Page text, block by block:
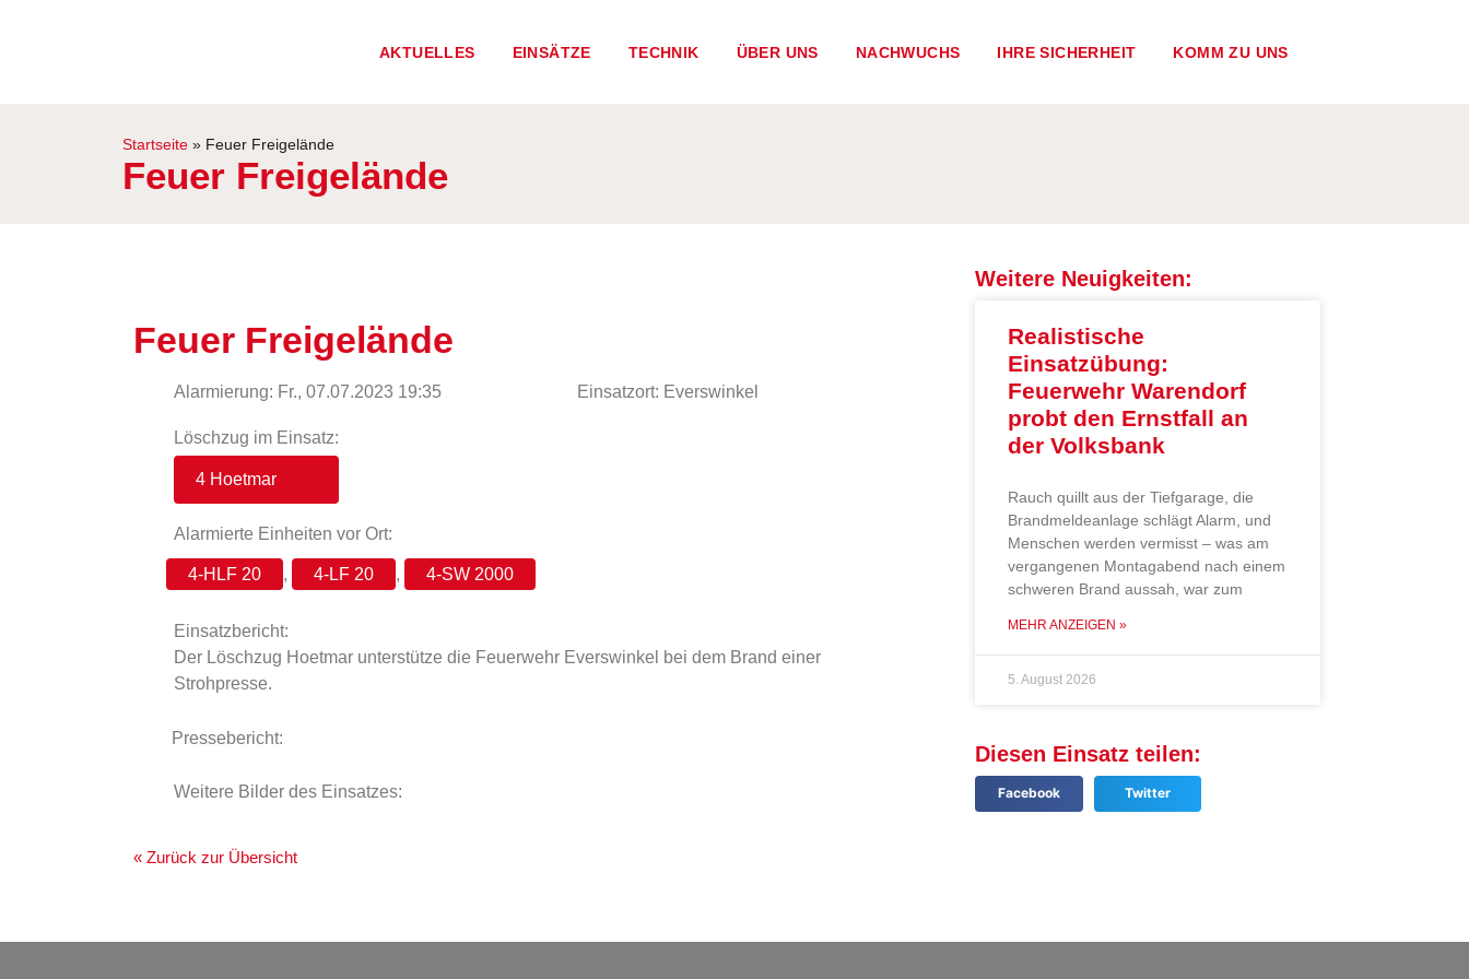
AKTUELLES EINSÄTZE TECHNIK ÜBER UNS NACHWUCHS IHRE SICHERHEIT KOMM ZU UNS
Startseite » Feuer Freigelände
Feuer Freigelände
Feuer Freigelände
Alarmierung: Fr., 07.07.2023 19:35 Einsatzort: Everswinkel
Löschzug im Einsatz:
4 Hoetmar
Alarmierte Einheiten vor Ort:
4-HLF 20 , 4-LF 20 , 4-SW 2000
Einsatzbericht:
Der Löschzug Hoetmar unterstütze die Feuerwehr Everswinkel bei dem Brand einer
Strohpresse.
Pressebericht:
Weitere Bilder des Einsatzes:
« Zurück zur Übersicht
Weitere Neuigkeiten:
Realistische
Einsatzübung:
Feuerwehr Warendorf
probt den Ernstfall an
der Volksbank
Rauch quillt aus der Tiefgarage, die
Brandmeldeanlage schlägt Alarm, und
Menschen werden vermisst – was am
vergangenen Montagabend nach einem
schweren Brand aussah, war zum
MEHR ANZEIGEN »
5. August 2026
Diesen Einsatz teilen:
Facebook Twitter